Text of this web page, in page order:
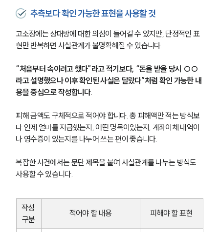
그룹소개
그룹소개
대륜의 강점
AI대륜
추측보다 확인 가능한 표현을 사용할 것
고소장에는 상대방에 대한 의심이 들어갈 수 있지만, 단정적인 표
현만 반복하면 사실관계가 불명확해질 수 있습니다.
“처음부터 속이려고 했다”라고 적기보다, “돈을 받을 당시 ○○
라고 설명했으나 이후 확인된 사실은 달랐다”처럼 확인 가능한 내
용을 중심으로 작성합니다.
피해 금액도 구체적으로 적어야 합니다. 총 피해액만 적는 방식보
다 언제 얼마를 지급했는지, 어떤 명목이었는지, 계좌이체 내역이
나 영수증이 있는지를 나누어 쓰는 편이 좋습니다.
복잡한 사건에서는 문단 제목을 붙여 사실관계를 나누는 방식도
사용할 수 있습니다.
작성
구분
적어야 할 내용 피해야 할 표현